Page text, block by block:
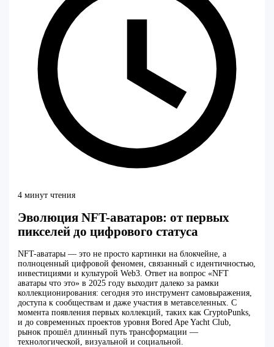
4 минут чтения
Эволюция NFT-аватаров: от первых
пикселей до цифрового статуса
NFT-аватары — это не просто картинки на блокчейне, а
полноценный цифровой феномен, связанный с идентичностью,
инвестициями и культурой Web3. Ответ на вопрос «NFT
аватары что это» в 2025 году выходит далеко за рамки
коллекционирования: сегодня это инструмент самовыражения,
доступа к сообществам и даже участия в метавселенных. С
момента появления первых коллекций, таких как CryptoPunks,
и до современных проектов уровня Bored Ape Yacht Club,
рынок прошёл длинный путь трансформации —
технологической, визуальной и социальной.